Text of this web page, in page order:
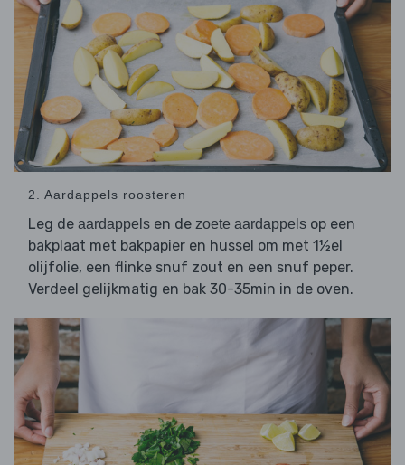
2. Aardappels roosteren
Leg de aardappels en de zoete aardappels op een
bakplaat met bakpapier en hussel om met 1½el
olijfolie, een flinke snuf zout en een snuf peper.
Verdeel gelijkmatig en bak 30-35min in de oven.